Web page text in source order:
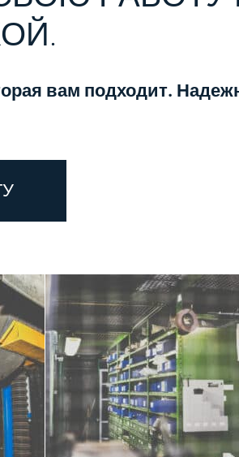
вам подходит.